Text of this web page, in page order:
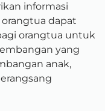
informasi
dapat
orangtua untuk
yang
anak,